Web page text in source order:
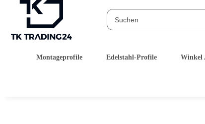
Montageprofile Edelstahl-Profile Winkel